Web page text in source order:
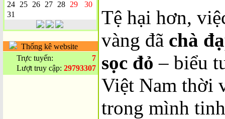
24
25 26 27 28 29
30
31
Thống kê website
Trực tuyến:
7
Lượt truy cập: 29793307
Tệ hại hơn,
vàng đã chà
sọc đỏ – biểu
Việt Nam thời
trong mình